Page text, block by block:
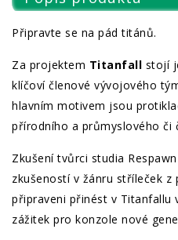
Připravte se na pád titánů.
Za projektem Titanfall stojí
klíčoví členové vývojového
hlavním motivem jsou
přírodního a průmyslového či
Zkušení tvůrci studia
zkušeností v žánru stříleček
připraveni přinést v Titanfallu
zážitek pro konzole nové